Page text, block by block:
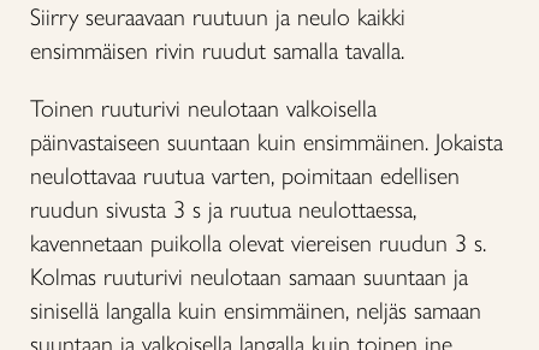
Siirry seuraavaan ruutuun ja neulo kaikki
ensimmäisen rivin ruudut samalla tavalla.
Toinen ruuturivi neulotaan valkoisella
päinvastaiseen suuntaan kuin ensimmäinen. Jokaista
neulottavaa ruutua varten, poimitaan edellisen
ruudun sivusta 3 s ja ruutua neulottaessa,
kavennetaan puikolla olevat viereisen ruudun 3 s.
Kolmas ruuturivi neulotaan samaan suuntaan ja
sinisellä langalla kuin ensimmäinen, neljäs samaan